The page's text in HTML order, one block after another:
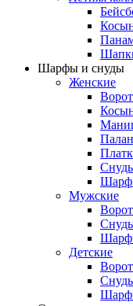
Шарфы и снуды
Женские
Мужские
Детские